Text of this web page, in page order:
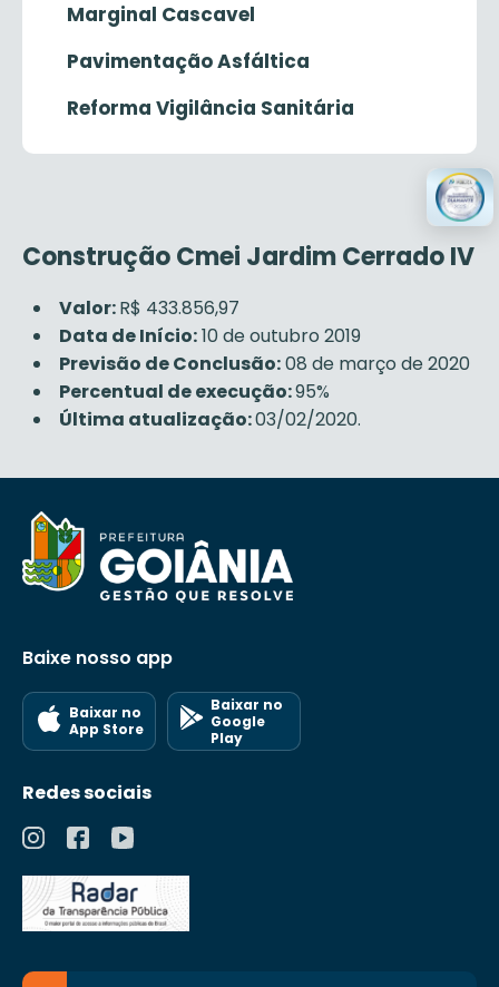
Marginal Cascavel
Pavimentação Asfáltica
Reforma Vigilância Sanitária
Construção Cmei Jardim Cerrado IV
Valor:R$ 433.856,97
Data de Início:10 de outubro 2019
Previsão de Conclusão:08 de março de 2020
Percentual de execução:95%
Última atualização:03/02/2020.
Baixe nosso app
Baixar no
App Store
Baixar no
Google
Play
Redes sociais